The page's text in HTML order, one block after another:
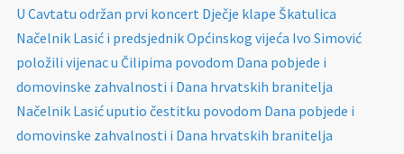
U Cavtatu održan prvi koncert Dječje klape Škatulica
Načelnik Lasić i predsjednik Općinskog vijeća Ivo Simović
položili vijenac u Čilipima povodom Dana pobjede i
domovinske zahvalnosti i Dana hrvatskih branitelja
Načelnik Lasić uputio čestitku povodom Dana pobjede i
domovinske zahvalnosti i Dana hrvatskih branitelja